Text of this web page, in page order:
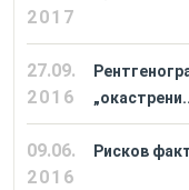
2017
27.09.
2016
09.06.
2016
Рисков